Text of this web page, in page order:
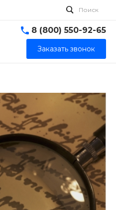
Поиск
8 (800) 550-92-65
Заказать звонок